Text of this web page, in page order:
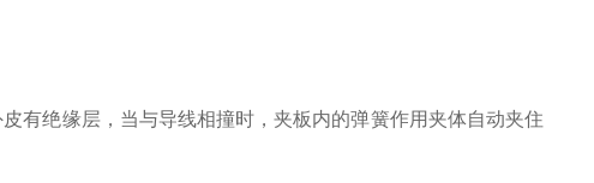
有绝缘层，当与导线相撞时，夹板内的弹簧作用夹体自动夹住